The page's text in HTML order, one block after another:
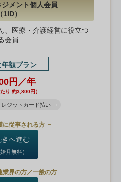
メント個人会員
（1ID）
、医療・介護経営に役立つ
会員
年額プラン
円／年
たり 約3,800円）
レジットカード払い
に従事される方
きへ進む
始月無料）
業界の方／一般の方